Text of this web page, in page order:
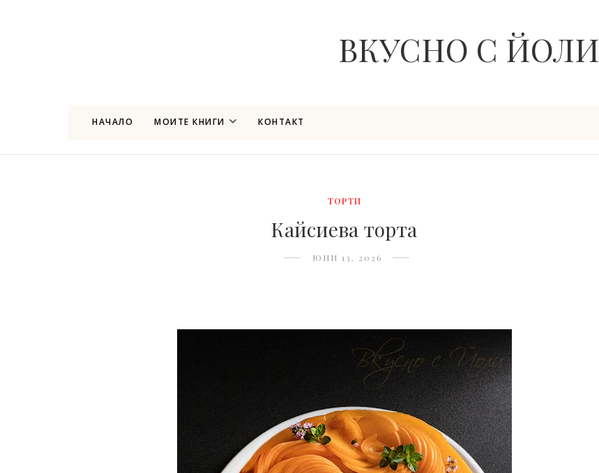
ВКУСНО С ЙОЛИ
НАЧАЛО МОИТЕ КНИГИ КОНТАКТ
ТОРТИ
Кайсиева торта
ЮНИ 13, 2026